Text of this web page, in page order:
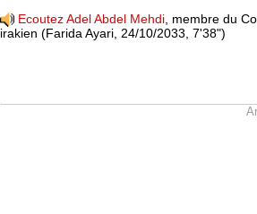
Ecoutez Adel Abdel Mehdi, membre du
irakien (Farida Ayari, 24/10/2033, 7'38")